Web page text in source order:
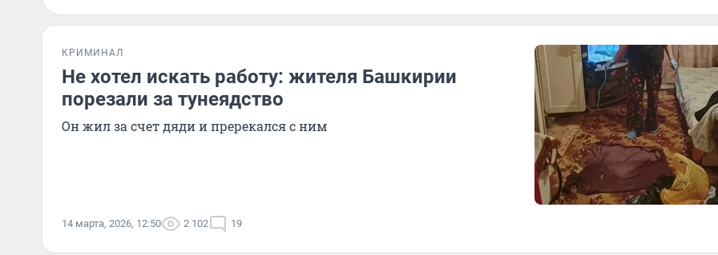
КРИМИНАЛ
Не хотел искать работу: жителя Башкирии
порезали за тунеядство
Он жил за счет дяди и пререкался с ним
14 марта, 2026, 12:50 2 102 19